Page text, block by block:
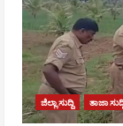
ಜಿಲ್ಲಾ ಸುದ್ದಿ ತಾಜಾ